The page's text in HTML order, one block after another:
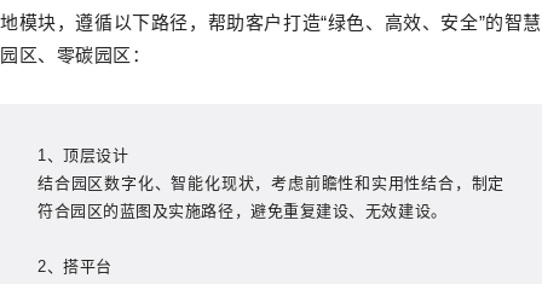
地模块，遵循以下路径，帮助客户打造“绿色、高效、安全”的智慧
园区、零碳园区：
1、顶层设计
结合园区数字化、智能化现状，考虑前瞻性和实用性结合，制定
符合园区的蓝图及实施路径，避免重复建设、无效建设。
2、搭平台